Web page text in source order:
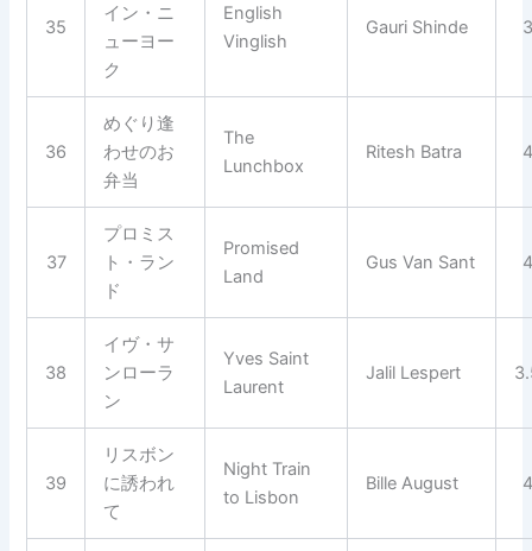
35
イン・ニ
ューヨー
ク
English
Vinglish
Gauri Shinde 3
36
めぐり逢
わせのお
弁当
The
Lunchbox
Ritesh Batra 4
37
プロミス
ト・ラン
ド
Promised
Land
Gus Van Sant 4
38
イヴ・サ
ンローラ
ン
Yves Saint
Laurent
Jalil Lespert
39
リスボン
に誘われ
て
Night Train
to Lisbon
Bille August 4